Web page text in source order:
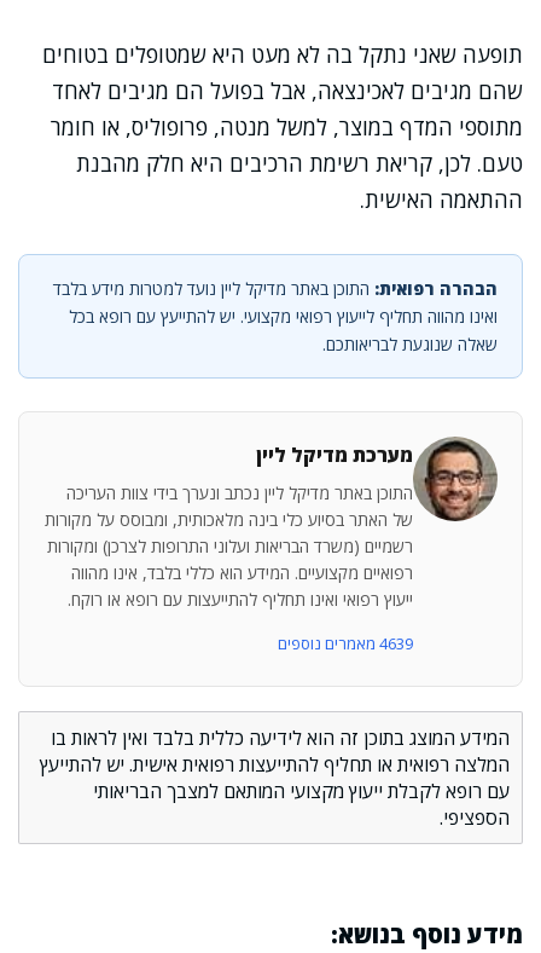
תופעה שאני נתקל בה לא מעט היא שמטופלים בטוחים
שהם מגיבים לאכינצאה, אבל בפועל הם מגיבים לאחד
מתוספי המדף במוצר, למשל מנטה, פרופוליס, או חומר
טעם. לכן, קריאת רשימת הרכיבים היא חלק מהבנת
ההתאמה האישית.
הבהרה רפואית: התוכן באתר מדיקל ליין נועד למטרות מידע בלבד
ואינו מהווה תחליף לייעוץ רפואי מקצועי. יש להתייעץ עם רופא בכל
שאלה שנוגעת לבריאותכם.
מערכת מדיקל ליין
התוכן באתר מדיקל ליין נכתב ונערך בידי צוות העריכה
של האתר בסיוע כלי בינה מלאכותית, ומבוסס על מקורות
רשמיים (משרד הבריאות ועלוני התרופות לצרכן) ומקורות
רפואיים מקצועיים. המידע הוא כללי בלבד, אינו מהווה
ייעוץ רפואי ואינו תחליף להתייעצות עם רופא או רוקח.
4639 מאמרים נוספים
המידע המוצג בתוכן זה הוא לידיעה כללית בלבד ואין לראות בו
המלצה רפואית או תחליף להתייעצות רפואית אישית. יש להתייעץ
עם רופא לקבלת ייעוץ מקצועי המותאם למצבך הבריאותי
הספציפי.
מידע נוסף בנושא: